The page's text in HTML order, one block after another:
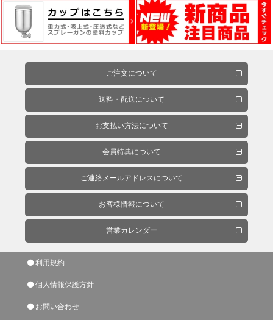
フ・
ー
ケ
ト・
ご注文について
送料・配送について
お支払い方法について
会員特典について
ご連絡メールアドレスについて
お客様情報について
営業カレンダー
利用規約
個人情報保護方針
お問い合わせ